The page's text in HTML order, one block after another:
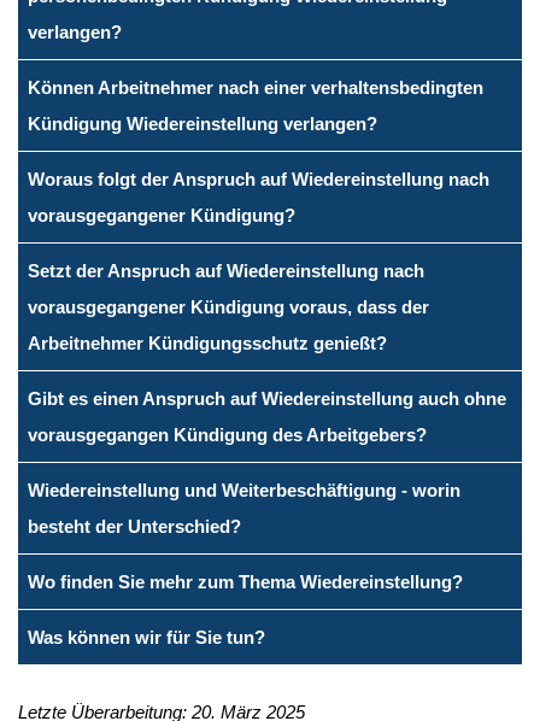
verlangen?
Können Arbeitnehmer nach einer verhaltensbedingten
Kündigung Wiedereinstellung verlangen?
Woraus folgt der Anspruch auf Wiedereinstellung nach
vorausgegangener Kündigung?
Setzt der Anspruch auf Wiedereinstellung nach
vorausgegangener Kündigung voraus, dass der
Arbeitnehmer Kündigungsschutz genießt?
Gibt es einen Anspruch auf Wiedereinstellung auch ohne
vorausgegangen Kündigung des Arbeitgebers?
Wiedereinstellung und Weiterbeschäftigung - worin
besteht der Unterschied?
Wo finden Sie mehr zum Thema Wiedereinstellung?
Was können wir für Sie tun?
Letzte Überarbeitung: 20. März 2025